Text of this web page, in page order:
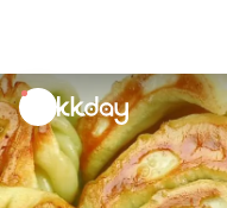
unread
notifications